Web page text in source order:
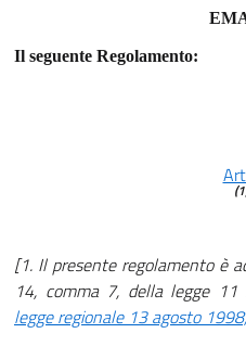
Il seguente Regolamento:
[1. Il presente regolamento è
14, comma 7, della legge
legge regionale 13 agosto